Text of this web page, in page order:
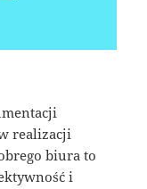
realizacji
biura to
i